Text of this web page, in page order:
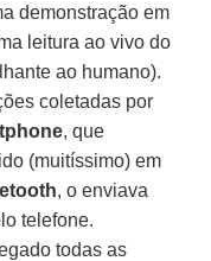
demonstração em
leitura ao vivo do
ao humano).
coletadas por
, que
(muitíssimo) em
, o enviava
telefone.
todas as